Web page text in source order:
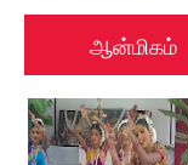
ஆன்மிகம்